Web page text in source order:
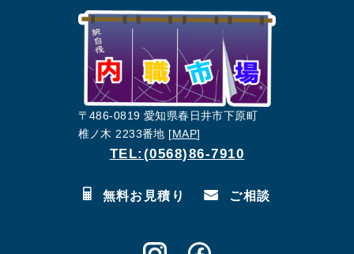
〒486-0819 愛知県春日井市下原町
椎ノ木 2233番地 [MAP]
TEL:(0568)86-7910
無料お見積り ご相談